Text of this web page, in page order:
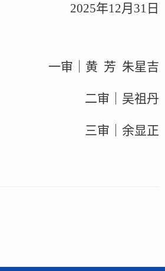
2025年12月31日
一审｜黄 芳 朱星吉
二审｜吴祖丹
三审｜余显正